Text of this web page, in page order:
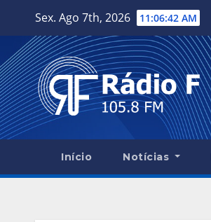
content
Sex. Ago 7th, 2026 11:06:43 AM
Início Notícias